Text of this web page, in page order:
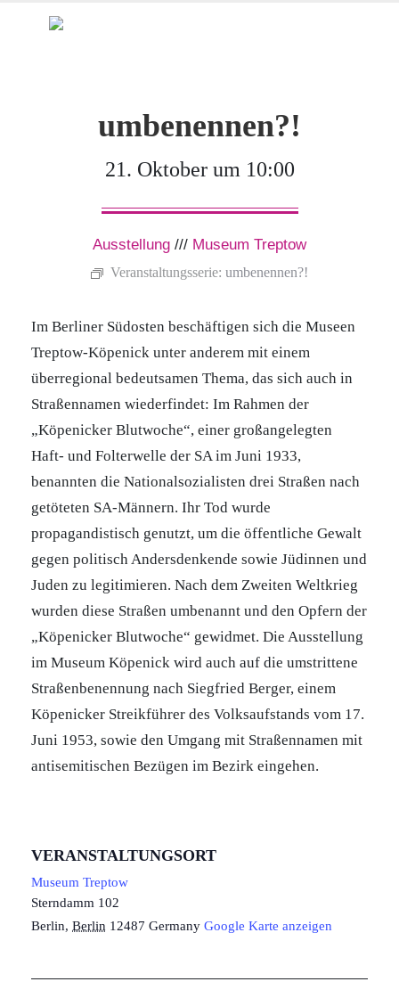
umbenennen?!
21. Oktober um 10:00
Ausstellung /// Museum Treptow
Veranstaltungsserie: umbenennen?!
Im Berliner Südosten beschäftigen sich die Museen
Treptow-Köpenick unter anderem mit einem
überregional bedeutsamen Thema, das sich auch in
Straßennamen wiederfindet: Im Rahmen der
„Köpenicker Blutwoche“, einer großangelegten
Haft- und Folterwelle der SA im Juni 1933,
benannten die Nationalsozialisten drei Straßen nach
getöteten SA-Männern. Ihr Tod wurde
propagandistisch genutzt, um die öffentliche Gewalt
gegen politisch Andersdenkende sowie Jüdinnen und
Juden zu legitimieren. Nach dem Zweiten Weltkrieg
wurden diese Straßen umbenannt und den Opfern der
„Köpenicker Blutwoche“ gewidmet. Die Ausstellung
im Museum Köpenick wird auch auf die umstrittene
Straßenbenennung nach Siegfried Berger, einem
Köpenicker Streikführer des Volksaufstands vom 17.
Juni 1953, sowie den Umgang mit Straßennamen mit
antisemitischen Bezügen im Bezirk eingehen.
VERANSTALTUNGSORT
Museum Treptow
Sterndamm 102
Berlin, Berlin 12487 Germany Google Karte anzeigen